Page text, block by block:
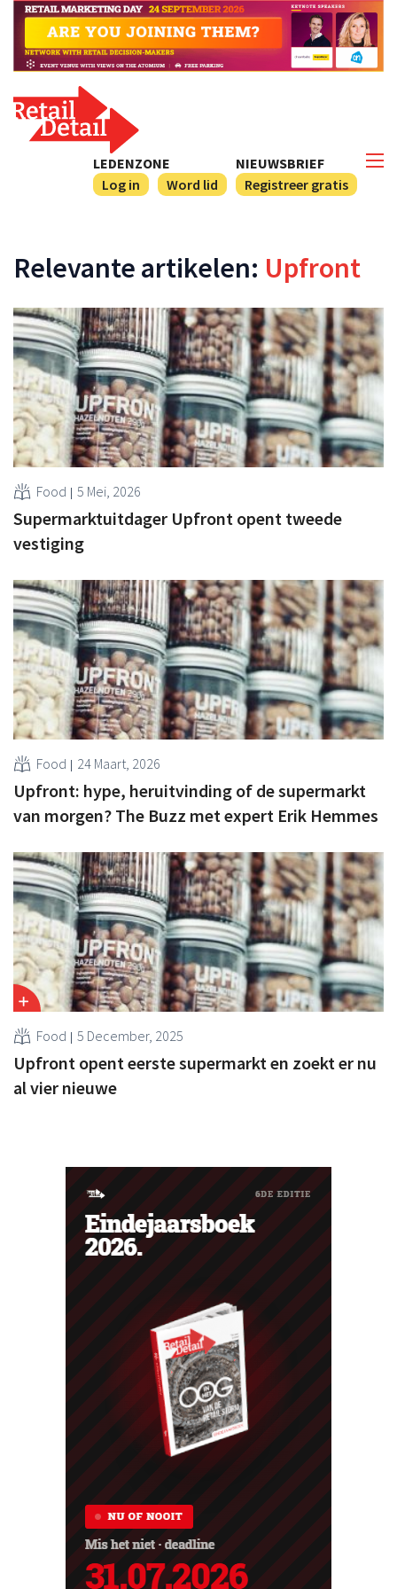
NIEUWSBRIEF
Registreer gratis
LEDENZONE
Log in
Word lid
Relevante artikelen: Upfront
Food 5 Mei, 2026
Supermarktuitdager Upfront opent tweede
vestiging
Food 24 Maart, 2026
Upfront: hype, heruitvinding of de supermarkt
van morgen? The Buzz met expert Erik Hemmes
Food 5 December, 2025
Upfront opent eerste supermarkt en zoekt er nu
al vier nieuwe